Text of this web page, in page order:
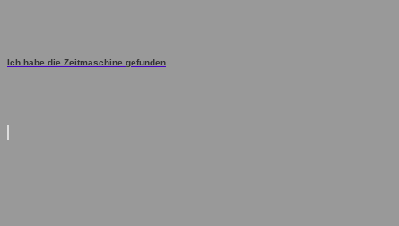
Ich habe die Zeitmaschine gefunden